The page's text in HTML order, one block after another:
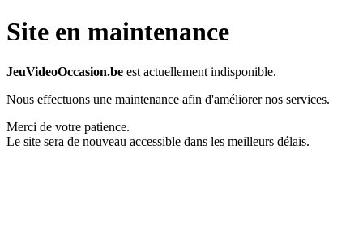
Site en maintenance
JeuVideoOccasion.be est actuellement indisponible.
Nous effectuons une maintenance afin d'améliorer nos services.
Merci de votre patience.
Le site sera de nouveau accessible dans les meilleurs délais.